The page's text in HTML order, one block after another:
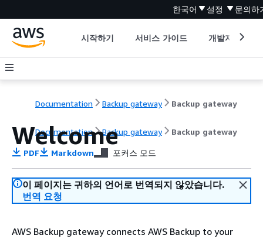
한국어 설정 문의하
시작하기 서비스 가이드 개발자 도구
Documentation Backup gateway Backup gateway
Documentation Backup gateway Backup gateway
Welcome
PDF Markdown 포커스 모드
이 페이지는 귀하의 언어로 번역되지 않았습니다.
번역 요청
AWS Backup gateway connects AWS Backup to your